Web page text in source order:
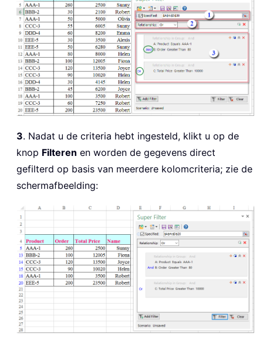
3. Nadat u de criteria hebt ingesteld, klikt u op de
knop Filteren en worden de gegevens direct
gefilterd op basis van meerdere kolomcriteria; zie de
schermafbeelding: